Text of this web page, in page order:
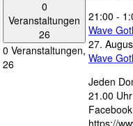
0
Veranstaltungen
26
0 Veranstaltungen,
26
21:00 -
Wave
27.
Wave
Jeden
21.00